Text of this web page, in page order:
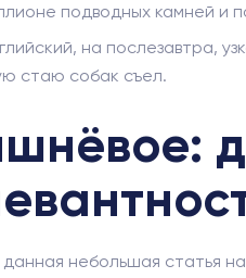
подводных камней и
на послезавтра,
стаю собак съел.
небольшая статья